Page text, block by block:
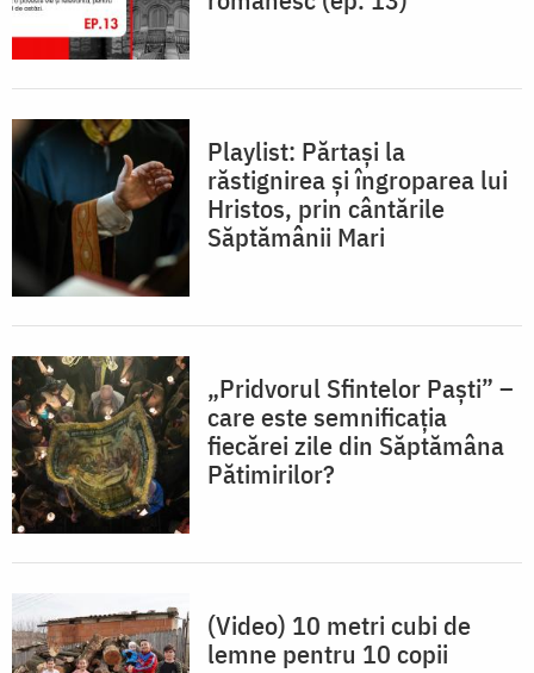
Playlist: Părtași la
răstignirea şi îngroparea lui
Hristos, prin cântările
Săptămânii Mari
„Pridvorul Sfintelor Paști” –
care este semnificaţia
fiecărei zile din Săptămâna
Pătimirilor?
(Video) 10 metri cubi de
lemne pentru 10 copii